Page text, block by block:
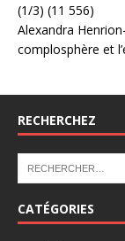
(1/3) (11 556)
Alexandra
complosphère et
RECHERCHEZ
CATÉGORIES